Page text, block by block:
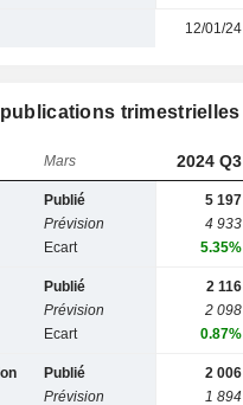
12/01/24
trimestrielles
Mars 2024 Q3
Publié
Prévision
Ecart
5 197
4 933
5.35%
Publié
Prévision
Ecart
2 116
2 098
0.87%
Publié
Prévision
2 006
1 894